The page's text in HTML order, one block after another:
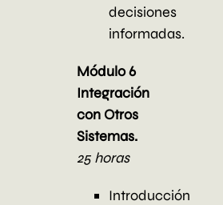
decisiones
informadas.
Módulo 6
Integración
con Otros
Sistemas.
25 horas
Introducción